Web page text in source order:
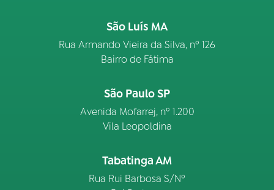
São Luís MA
Rua Armando Vieira da Silva, nº 126
Bairro de Fátima
São Paulo SP
Avenida Mofarrej, nº 1.200
Vila Leopoldina
Tabatinga AM
Rua Rui Barbosa S/Nº